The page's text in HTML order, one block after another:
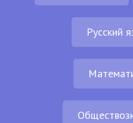
Русский